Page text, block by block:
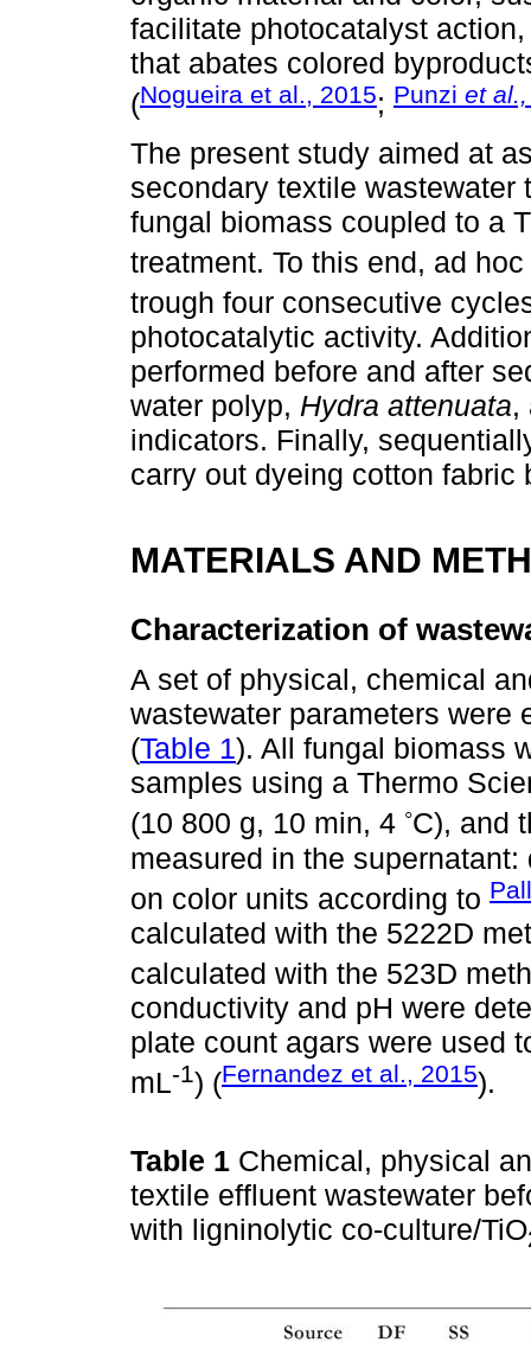
facilitate photocatalyst
that abates colored
(Nogueira et al., 2015; Punzi et al.,
The present study aimed at
secondary textile
fungal biomass coupled to a
treatment. To this end, ad
trough four consecutive
photocatalytic activity.
performed before and after
water polyp, Hydra attenuata,
indicators. Finally,
carry out dyeing cotton fabric
MATERIALS AND
Characterization of
A set of physical, chemical
wastewater parameters were
(Table 1). All fungal biomass
samples using a Thermo
(10 800 g, 10 min, 4 ◦C), and
measured in the
on color units according to
calculated with the 5222D
calculated with the 523D
conductivity and pH were
plate count agars were used
mL-1) (Fernandez et al., 2015).
Table 1 Chemical, physical
textile effluent wastewater
with ligninolytic co-culture/TiO